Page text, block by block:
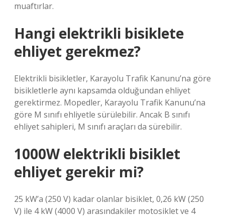
muaftırlar.
Hangi elektrikli bisiklete
ehliyet gerekmez?
Elektrikli bisikletler, Karayolu Trafik Kanunu’na göre
bisikletlerle aynı kapsamda olduğundan ehliyet
gerektirmez. Mopedler, Karayolu Trafik Kanunu’na
göre M sınıfı ehliyetle sürülebilir. Ancak B sınıfı
ehliyet sahipleri, M sınıfı araçları da sürebilir.
1000W elektrikli bisiklet
ehliyet gerekir mi?
25 kW’a (250 V) kadar olanlar bisiklet, 0,26 kW (250
V) ile 4 kW (4000 V) arasındakiler motosiklet ve 4